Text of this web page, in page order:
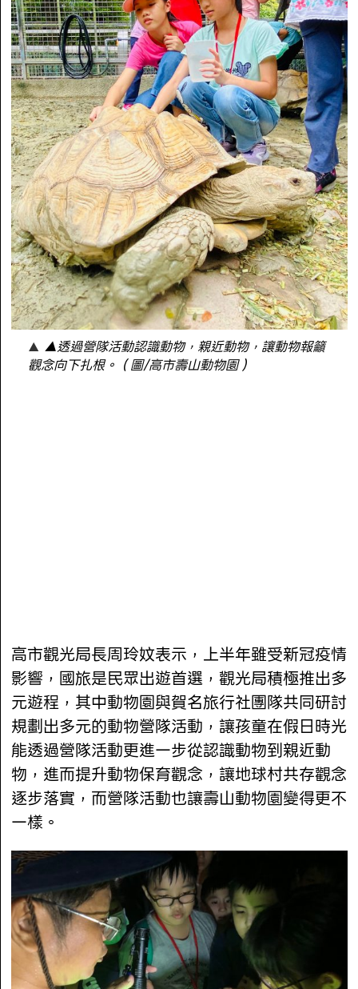
▲透過營隊活動認識動物，親近動物，讓動物報籲
觀念向下扎根。（圖/高市壽山動物園）
高市觀光局長周玲妏表示，上半年雖受新冠疫情
影響，國旅是民眾出遊首選，觀光局積極推出多
元遊程，其中動物園與賀名旅行社團隊共同研討
規劃出多元的動物營隊活動，讓孩童在假日時光
能透過營隊活動更進一步從認識動物到親近動
物，進而提升動物保育觀念，讓地球村共存觀念
逐步落實，而營隊活動也讓壽山動物園變得更不
一樣。